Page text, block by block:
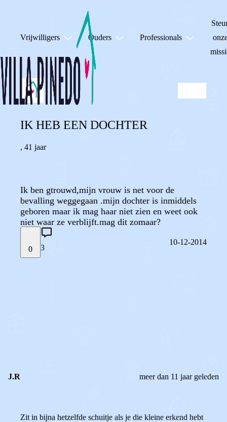
Vrijwilligers Ouders Professionals
IK HEB EEN DOCHTER
, 41 jaar
Ik ben gtrouwd,mijn vrouw is net voor de
bevalling weggegaan .mijn dochter is inmiddels
geboren maar ik mag haar niet zien en weet ook
niet waar ze verblijft.mag dit zomaar?
0 3
10-12-2014
J.R meer dan 11 jaar geleden
Zit in bijna hetzelfde schuitje als je die kleine erkend hebt